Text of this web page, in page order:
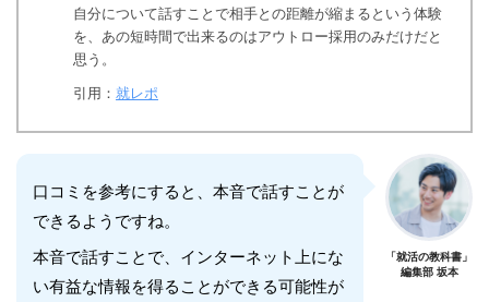
自分について話すことで相手との距離が縮まるという体験
を、あの短時間で出来るのはアウトロー採用のみだけだと
思う。
引用： 就レポ
口コミを参考にすると、本音で話すことが
できるようですね。
本音で話すことで、インターネット上にな
い有益な情報を得ることができる可能性が
「就活の教科書」
編集部 坂本